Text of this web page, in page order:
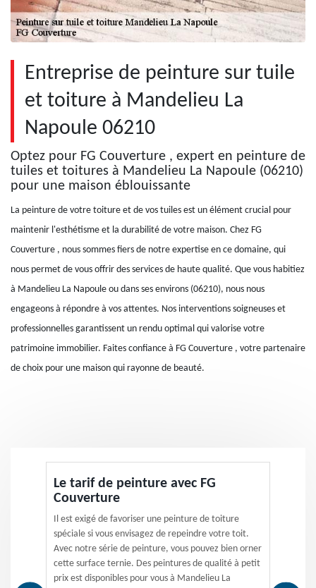
Entreprise de peinture sur tuile
et toiture à Mandelieu La
Napoule 06210
Optez pour FG Couverture , expert en peinture de
tuiles et toitures à Mandelieu La Napoule (06210)
pour une maison éblouissante
La peinture de votre toiture et de vos tuiles est un élément crucial pour
maintenir l'esthétisme et la durabilité de votre maison. Chez FG
Couverture , nous sommes fiers de notre expertise en ce domaine, qui
nous permet de vous offrir des services de haute qualité. Que vous habitiez
à Mandelieu La Napoule ou dans ses environs (06210), nous nous
engageons à répondre à vos attentes. Nos interventions soigneuses et
professionnelles garantissent un rendu optimal qui valorise votre
patrimoine immobilier. Faites confiance à FG Couverture , votre partenaire
de choix pour une maison qui rayonne de beauté.
Le tarif de peinture avec FG
Couverture
Il est exigé de favoriser une peinture de toiture
spéciale si vous envisagez de repeindre votre toit.
Avec notre série de peinture, vous pouvez bien orner
cette surface ternie. Des peintures de qualité à petit
prix est disponibles pour vous à Mandelieu La